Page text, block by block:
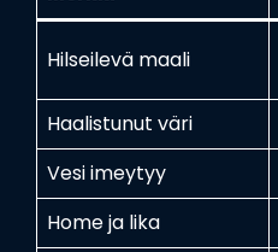
Hilseilevä maali
Haalistunut väri
Vesi imeytyy
Home ja lika